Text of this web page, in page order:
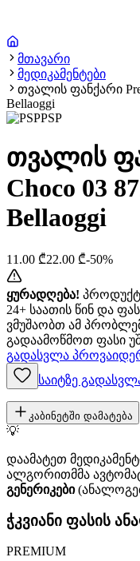
მთავარი
მედიკამენტები
თვალის ფანქარი
Bellaoggi
PSP
თვალის
Choco 03
Bellaoggi
11.00 ₾22.00 ₾-50%
ყურადღება!
24+ საათის წინ და
ვმუშაობთ ამ
გადაამოწმოთ ფასი
გადასვლა
საიტზე
კაბინეტში დამატება
💡
დაამატეთ
ალგორითმმა
გენერიკები
ჭკვიანი ფასის
PREMIUM